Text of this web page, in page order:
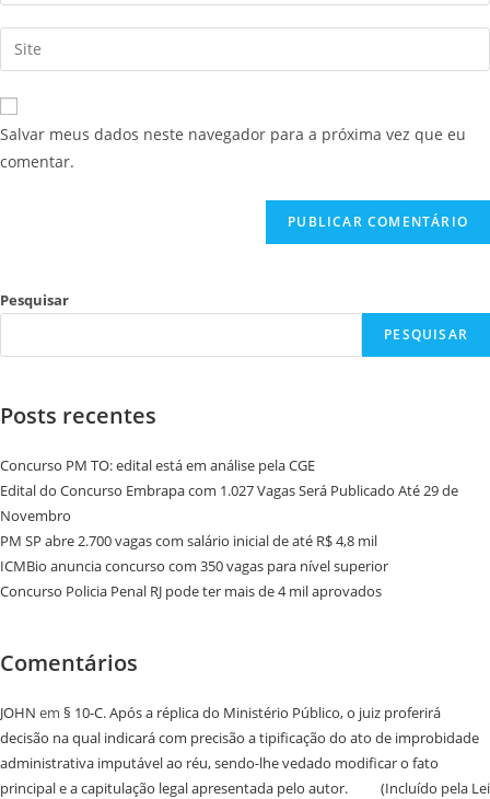
Salvar meus dados neste navegador para a próxima vez que eu
comentar.
Pesquisar
PESQUISAR
Posts recentes
Concurso PM TO: edital está em análise pela CGE
Edital do Concurso Embrapa com 1.027 Vagas Será Publicado Até 29 de
Novembro
PM SP abre 2.700 vagas com salário inicial de até R$ 4,8 mil
ICMBio anuncia concurso com 350 vagas para nível superior
Concurso Policia Penal RJ pode ter mais de 4 mil aprovados
Comentários
JOHN em § 10-C. Após a réplica do Ministério Público, o juiz proferirá
decisão na qual indicará com precisão a tipificação do ato de improbidade
administrativa imputável ao réu, sendo-lhe vedado modificar o fato
principal e a capitulação legal apresentada pelo autor. (Incluído pela Lei